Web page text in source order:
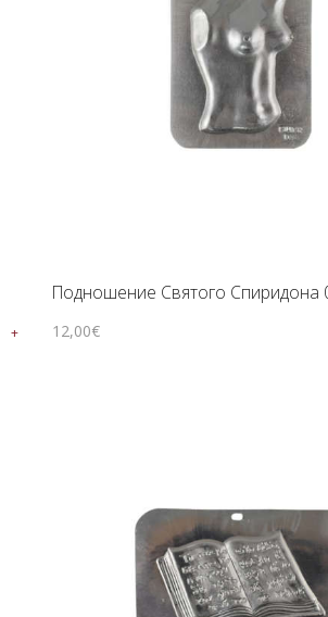
Подношение Святого Спиридона
12,00€